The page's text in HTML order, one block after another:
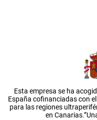
Esta empresa se ha
España cofinanciadas con
para las regiones
en